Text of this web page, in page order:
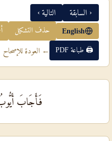
‹ السابقة التالية ›
English حذف التشكيل
🖨 طباعة PDF ← العودة للإصحاح
فَأَجَابَ